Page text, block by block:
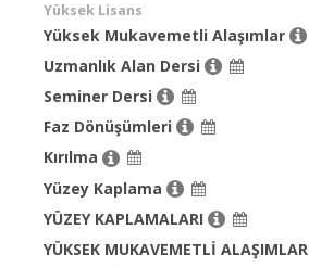
Yüksek Lisans
Yüksek Mukavemetli Alaşımlar
Uzmanlık Alan Dersi
Seminer Dersi
Faz Dönüşümleri
Kırılma
Yüzey Kaplama
YÜZEY KAPLAMALARI
YÜKSEK MUKAVEMETLİ ALAŞIMLAR